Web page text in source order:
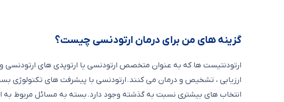
گزینه های من برای درمان ارتودنسی چیست؟
ارتودنتیست ها که به عنوان متخصص ارتودنسی یا ارتوپدی های
ارزیابی ، تشخیص و درمان می کنند. ارتودنسی با پیشرفت های تکنولوژی
انتخاب های بیشتری نسبت به گذشته وجود دارد. بسته به مسائل مربوط به